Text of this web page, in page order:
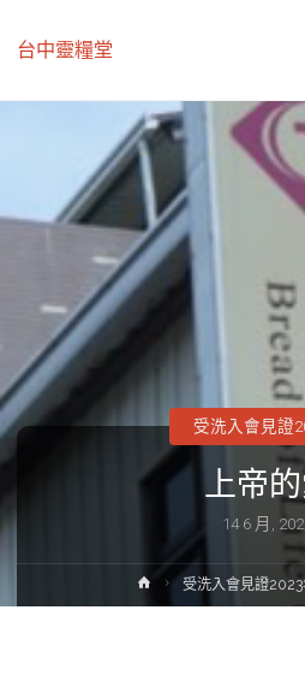
台中靈糧堂
上帝
14 6 月,
受洗入會見證
受洗入會見證2023